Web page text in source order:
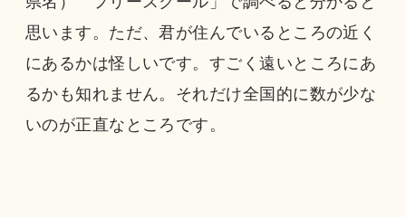
思います。ただ、君が住んでいるところの近く
にあるかは怪しいです。すごく遠いところにあ
るかも知れません。それだけ全国的に数が少な
いのが正直なところです。